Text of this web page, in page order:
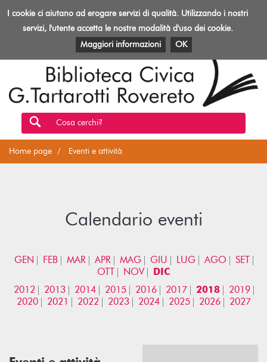
Toggle
Biblioteca
Rovereto
EVENTI E ATTIVITÀ PATRIMONIO E RISORSE
Cosa cerchi?
Home page Eventi e attività
Calendario eventi
GEN FEB MAR APR MAG GIU LUG AGO
SET
OTT
NOV
DIC
2012
2013 2014 2015 2016 2017 2018
2019
2020
2021 2022 2023 2024 2025 2026 2027
I cookie ci aiutano ad erogare servizi di qualità. Utilizzando i nostri
servizi, l'utente accetta le nostre modalità d'uso dei cookie.
Maggiori informazioni
OK